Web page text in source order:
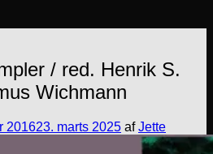
/ red. Henrik S.
Wichmann
201623. marts 2025 afJette